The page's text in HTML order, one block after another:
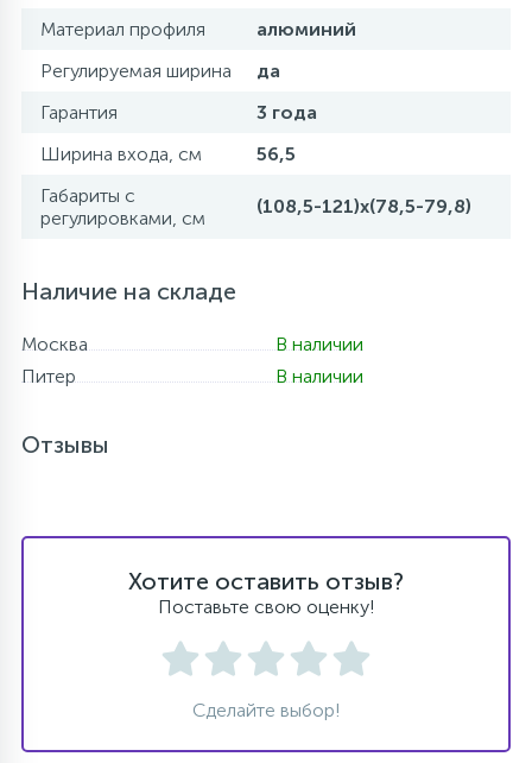
Материал профиля
алюминий
Регулируемая ширина
да
Гарантия
3 года
Ширина входа, см
56,5
Габариты с
регулировками, см
(108,5-121)x(78,5-79,8)
Наличие на складе
Москва
В наличии
Питер
В наличии
Отзывы
Хотите оставить отзыв?
Поставьте свою оценку!
Сделайте выбор!